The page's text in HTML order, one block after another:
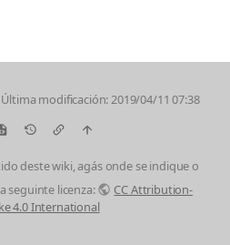
Última modificación: 2019/04/11 07:38
deste wiki, agás onde se indique o
seguinte licenza:
CC Attribution-
4.0 International